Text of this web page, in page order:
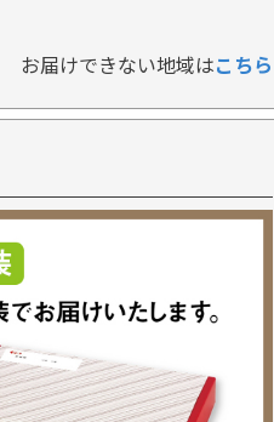
お届けできない地域はこちら